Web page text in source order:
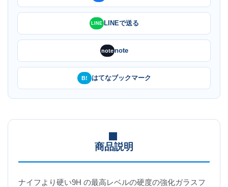
LINE LINEで送る
notenote
B! はてなブックマーク
商品説明
ナイフより硬い9H の最高レベルの硬度の強化ガラスフ